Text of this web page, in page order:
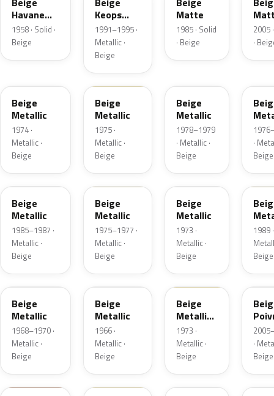
Havane
Clair
1958 · Solid ·
Beige
Keops
Metallic
1991–1995 ·
Metallic ·
Beige
Matte
1985 · Solid
· Beige
2005
·
Beige
Metallic
1974 ·
Metallic ·
Beige
113
Beige
Metallic
1975 ·
Metallic ·
Beige
Beige
Metallic
1978–1979
· Metallic ·
Beige
·
Beige
148
Beige
Metallic
1985–1987 ·
Metallic ·
Beige
151
Beige
Metallic
1975–1977 ·
Metallic ·
Beige
169
Beige
Metallic
1973 ·
Metallic ·
Beige
179
1989 ·
Beige
140
Beige
Metallic
1968–1970 ·
Metallic ·
Beige
119
Beige
Metallic
1966 ·
Metallic ·
Beige
169
Beige
Metallic
Matte
1973 ·
Metallic ·
Beige
·
Beige
153 220.65 HNL